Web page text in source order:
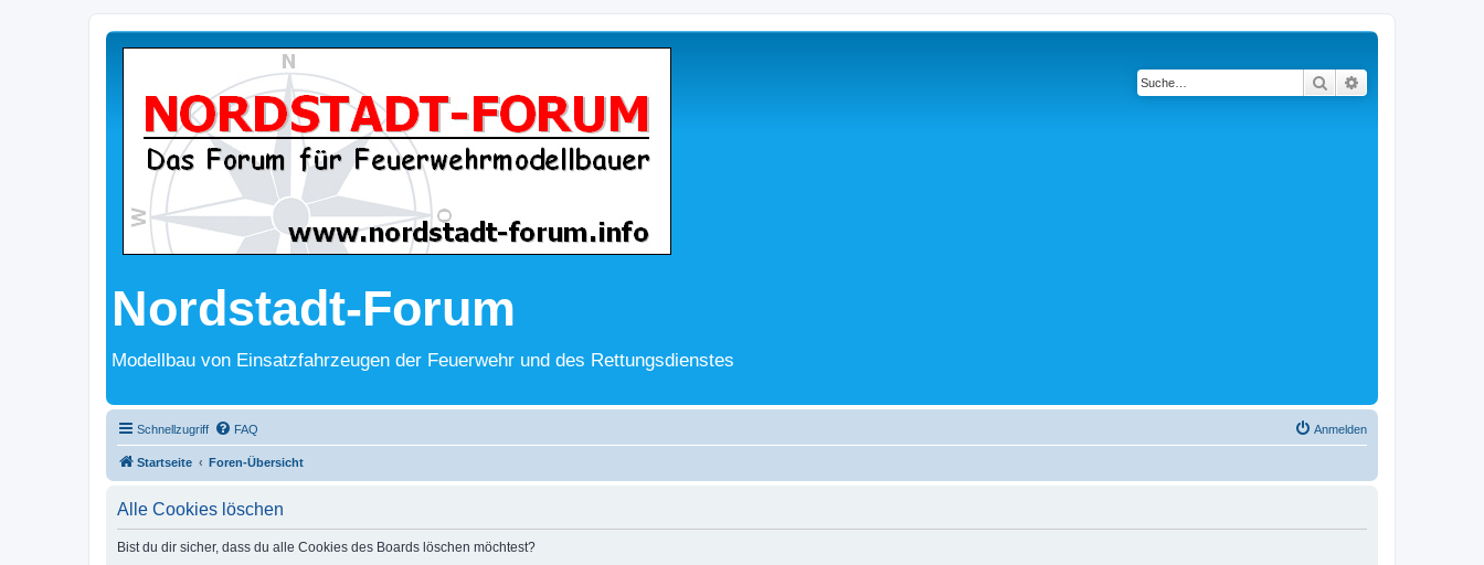
Nordstadt-Forum
Modellbau von Einsatzfahrzeugen der Feuerwehr und des Rettungsdienstes
Suche
Schnellzugriff FAQ Anmelden
Startseite Foren-Übersicht
Alle Cookies löschen
Bist du dir sicher, dass du alle Cookies des Boards löschen möchtest?